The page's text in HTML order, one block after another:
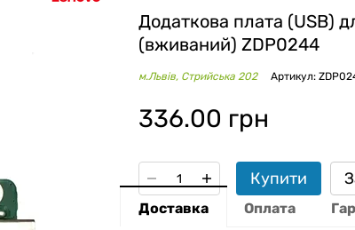
Додаткова плата (USB)
(вживаний) ZDP0244
м.Львів, Стрийська 202 Артикул:
336.00 грн
Купити
Доставка Оплата